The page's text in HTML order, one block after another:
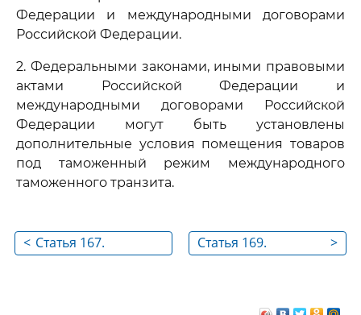
Федерации и международными договорами
Российской Федерации.
2. Федеральными законами, иными правовыми
актами Российской Федерации и
международными договорами Российской
Федерации могут быть установлены
дополнительные условия помещения товаров
под таможенный режим международного
таможенного транзита.
< Статья 167.
>
Статья 169.
таможенному